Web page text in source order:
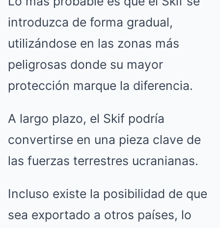
introduzca de forma gradual,
utilizándose en las zonas más
peligrosas donde su mayor
protección marque la diferencia.
A largo plazo, el Skif podría
convertirse en una pieza clave de
las fuerzas terrestres ucranianas.
Incluso existe la posibilidad de que
sea exportado a otros países, lo